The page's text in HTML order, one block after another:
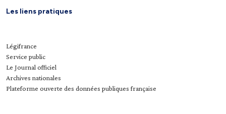
Les liens pratiques
Légifrance
Service public
Le Journal officiel
Archives nationales
Plateforme ouverte des données publiques française